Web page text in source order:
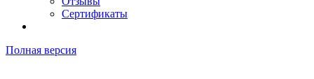
Сертификаты
Полная версия